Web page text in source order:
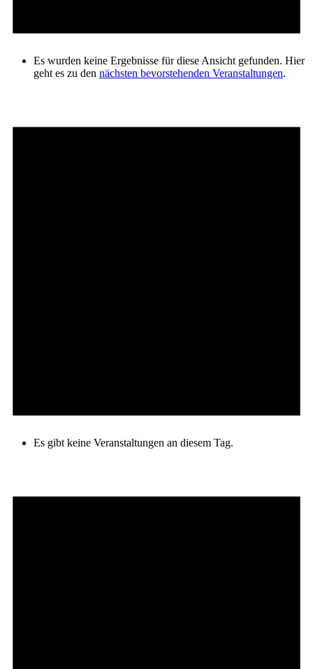
Es wurden keine Ergebnisse für diese Ansicht gefunden. Hier
geht es zu den nächsten bevorstehenden Veranstaltungen.
Es gibt keine Veranstaltungen an diesem Tag.